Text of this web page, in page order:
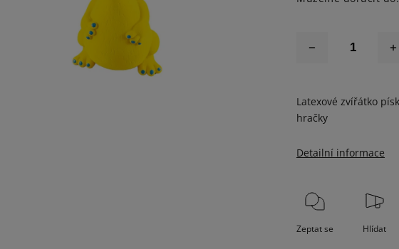
Latexové zvířátko
hračky
Detailní informace
Zeptat se Hlídat